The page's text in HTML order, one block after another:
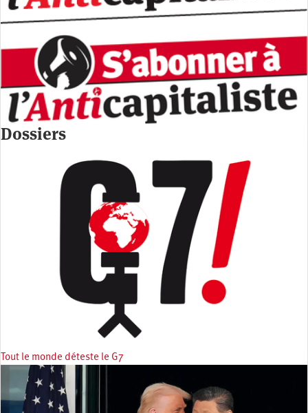
Dossiers
Tout le monde déteste le G7